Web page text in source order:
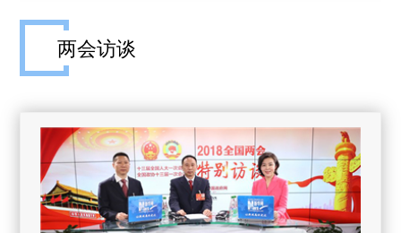
两会访谈